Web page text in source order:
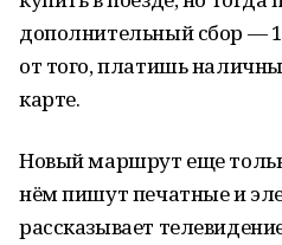
дополнительный сбор —
от того, платишь
карте.
Новый маршрут еще
нём пишут печатные и
рассказывает